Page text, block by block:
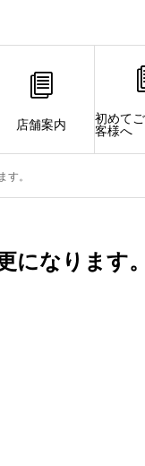
店舗案内
初めて
客様へ
す。
になります。